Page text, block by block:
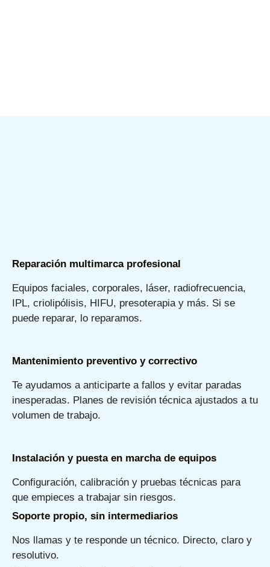
Reparación multimarca profesional
Equipos faciales, corporales, láser, radiofrecuencia,
IPL, criolipólisis, HIFU, presoterapia y más. Si se
puede reparar, lo reparamos.
Mantenimiento preventivo y correctivo
Te ayudamos a anticiparte a fallos y evitar paradas
inesperadas. Planes de revisión técnica ajustados a tu
volumen de trabajo.
Instalación y puesta en marcha de equipos
Configuración, calibración y pruebas técnicas para
que empieces a trabajar sin riesgos.
Soporte propio, sin intermediarios
Nos llamas y te responde un técnico. Directo, claro y
resolutivo.